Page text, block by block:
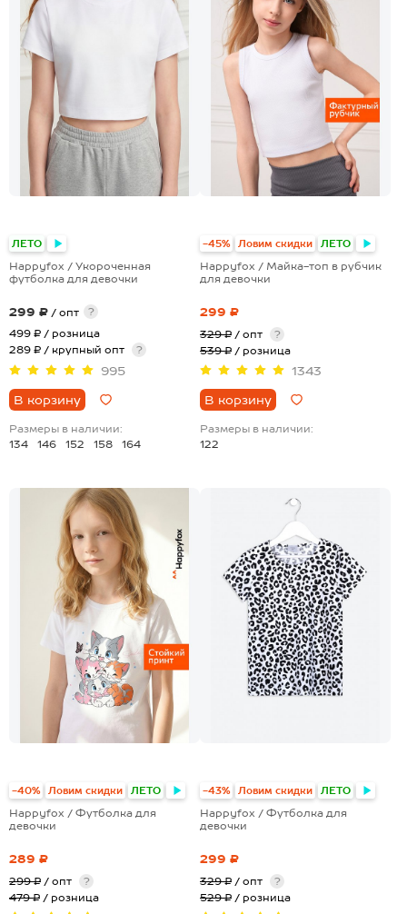
ЛЕТО
Happyfox / Укороченная
футболка для девочки
299 ₽ / опт
?
499 ₽ / розница
289 ₽ / крупный опт
?
995
В корзину
Размеры в наличии:
134
146 152 158 164
-45% Ловим скидки ЛЕТО
Happyfox / Майка-топ в рубчик
для девочки
299 ₽
329 ₽ / опт
?
539 ₽ / розница
1343
В корзину
Размеры в наличии:
122
-40% Ловим скидки ЛЕТО
Happyfox / Футболка для
девочки
289 ₽
299 ₽ / опт
?
479 ₽ / розница
-43% Ловим скидки ЛЕТО
Happyfox / Футболка для
девочки
299 ₽
329 ₽ / опт
?
529 ₽ / розница